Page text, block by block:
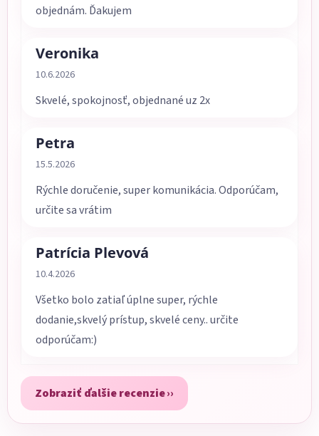
objednám. Ďakujem
Veronika
Hodnotenie obchodu je 5 z 5 hviezdičiek.
10.6.2026
Skvelé, spokojnosť, objednané uz 2x
Petra
Hodnotenie obchodu je 5 z 5 hviezdičiek.
15.5.2026
Rýchle doručenie, super komunikácia. Odporúčam,
určite sa vrátim
Patrícia Plevová
Hodnotenie obchodu je 5 z 5 hviezdičiek.
10.4.2026
Všetko bolo zatiaľ úplne super, rýchle
dodanie,skvelý prístup, skvelé ceny.. určite
odporúčam:)
Zobraziť ďalšie recenzie